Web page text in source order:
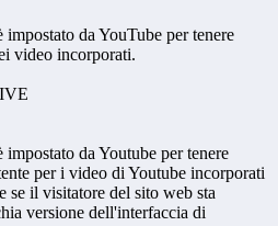
impostato da YouTube per tenere
video incorporati.
impostato da Youtube per tenere
per i video di Youtube incorporati
se il visitatore del sito web sta
versione dell'interfaccia di